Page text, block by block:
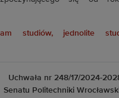
studiów, jednolite
Uchwała nr 248/17/2024-
Senatu Politechniki